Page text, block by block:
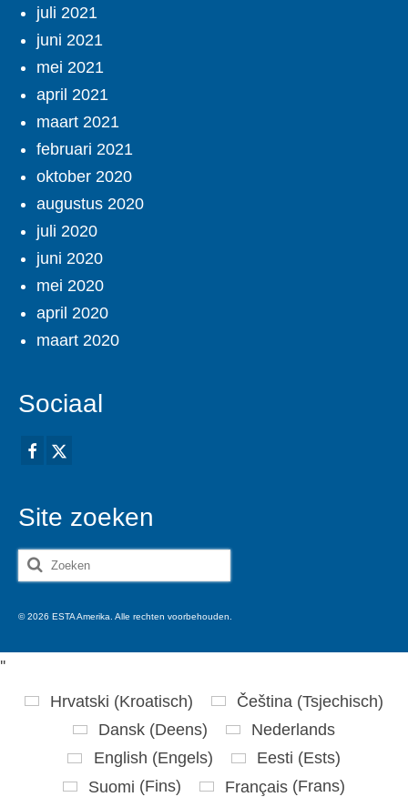
juli 2021
juni 2021
mei 2021
april 2021
maart 2021
februari 2021
oktober 2020
augustus 2020
juli 2020
juni 2020
mei 2020
april 2020
maart 2020
Sociaal
Site zoeken
Zoeken
naar:
© 2026 ESTA Amerika. Alle rechten voorbehouden.
''
Hrvatski (Kroatisch) Čeština (Tsjechisch)
Dansk (Deens)
Nederlands
English (Engels) Eesti (Ests)
Suomi (Fins) Français (Frans)